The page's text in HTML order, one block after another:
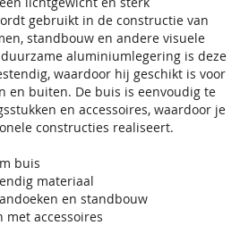
gebruikt in de constructie van
standbouw en andere visuele
aluminiumlegering is deze
waardoor hij geschikt is voor
en buiten. De buis is eenvoudig te
en accessoires, waardoor je
constructies realiseert.
buis
materiaal
en standbouw
met accessoires